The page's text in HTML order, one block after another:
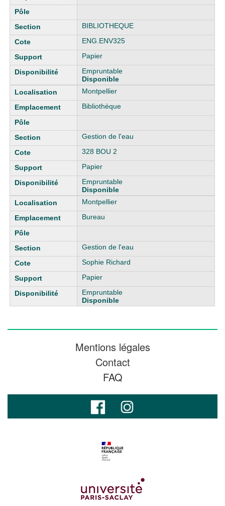
BIBLIOTHEQUE
ENG.ENV325
Papier
Empruntable
Disponible
Montpellier
Bibliothèque
Gestion de l'eau
328 BOU 2
Papier
Empruntable
Disponible
Montpellier
Bureau
Gestion de l'eau
Sophie Richard
Papier
Empruntable
Disponible
Mentions légales
Contact
FAQ